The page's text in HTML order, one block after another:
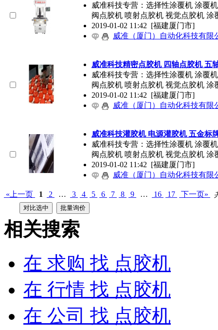
威准科技专营：选择性涂覆机 涂覆
阀 点胶机 喷射点胶机 视觉点胶机 涂
2019-01-02 11:42 [福建厦门市]
威准（厦门）自动化科技有限
威准科技精密点胶机四轴点胶机五
威准科技专营：选择性涂覆机 涂覆
阀 点胶机 喷射点胶机 视觉点胶机 涂
2019-01-02 11:42 [福建厦门市]
威准（厦门）自动化科技有限
威准科技灌胶机 电源灌胶机 五金标
威准科技专营：选择性涂覆机 涂覆
阀 点胶机 喷射点胶机 视觉点胶机 涂
2019-01-02 11:42 [福建厦门市]
威准（厦门）自动化科技有限
«上一页 1 2 … 3 4 5 6 7 8 9 … 16 17 下一页»
相关搜索
在 求购 找 点胶机
在 行情 找 点胶机
在 公司 找 点胶机